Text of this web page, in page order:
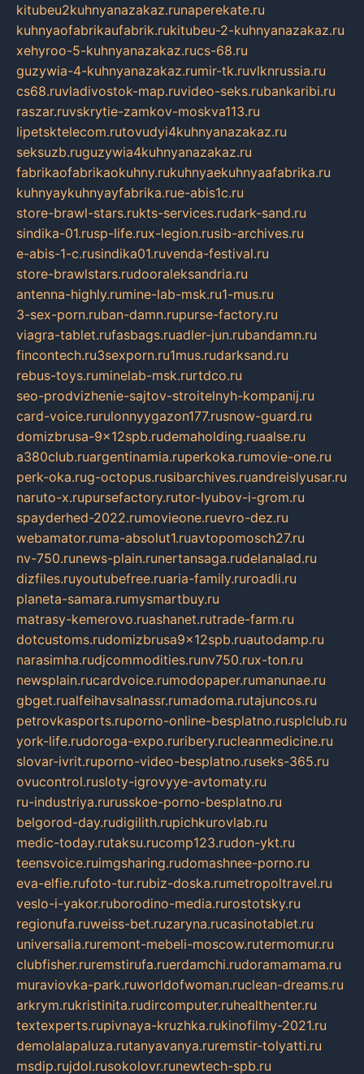
kitubeu2kuhnyanazakaz.runaperekate.ru
kuhnyaofabrikaufabrik.rukitubeu-2-kuhnyanazakaz.ru
xehyroo-5-kuhnyanazakaz.rucs-68.ru
guzywia-4-kuhnyanazakaz.rumir-tk.ruvlknrussia.ru
cs68.ruvladivostok-map.ruvideo-seks.rubankaribi.ru
raszar.ruvskrytie-zamkov-moskva113.ru
lipetsktelecom.rutovudyi4kuhnyanazakaz.ru
seksuzb.ruguzywia4kuhnyanazakaz.ru
fabrikaofabrikaokuhny.rukuhnyaekuhnyaafabrika.ru
kuhnyaykuhnyayfabrika.rue-abis1c.ru
store-brawl-stars.rukts-services.rudark-sand.ru
sindika-01.rusp-life.rux-legion.rusib-archives.ru
e-abis-1-c.rusindika01.ruvenda-festival.ru
store-brawlstars.rudooraleksandria.ru
antenna-highly.rumine-lab-msk.ru1-mus.ru
3-sex-porn.ruban-damn.rupurse-factory.ru
viagra-tablet.rufasbags.ruadler-jun.rubandamn.ru
fincontech.ru3sexporn.ru1mus.rudarksand.ru
rebus-toys.ruminelab-msk.rurtdco.ru
seo-prodvizhenie-sajtov-stroitelnyh-kompanij.ru
card-voice.rurulonnyygazon177.rusnow-guard.ru
domizbrusa-9x12spb.rudemaholding.ruaalse.ru
a380club.ruargentinamia.ruperkoka.rumovie-one.ru
perk-oka.rug-octopus.rusibarchives.ruandreislyusar.ru
naruto-x.rupursefactory.rutor-lyubov-i-grom.ru
spayderhed-2022.rumovieone.ruevro-dez.ru
webamator.ruma-absolut1.ruavtopomosch27.ru
nv-750.runews-plain.runertansaga.rudelanalad.ru
dizfiles.ruyoutubefree.ruaria-family.ruroadli.ru
planeta-samara.rumysmartbuy.ru
matrasy-kemerovo.ruashanet.rutrade-farm.ru
dotcustoms.rudomizbrusa9x12spb.ruautodamp.ru
narasimha.rudjcommodities.runv750.rux-ton.ru
newsplain.rucardvoice.rumodopaper.rumanunae.ru
gbget.rualfeihavsalnassr.rumadoma.rutajuncos.ru
petrovkasports.ruporno-online-besplatno.rusplclub.ru
york-life.rudoroga-expo.ruribery.rucleanmedicine.ru
slovar-ivrit.ruporno-video-besplatno.ruseks-365.ru
ovucontrol.rusloty-igrovyye-avtomaty.ru
ru-industriya.rurusskoe-porno-besplatno.ru
belgorod-day.rudigilith.rupichkurovlab.ru
medic-today.rutaksu.rucomp123.rudon-ykt.ru
teensvoice.ruimgsharing.rudomashnee-porno.ru
eva-elfie.rufoto-tur.rubiz-doska.rumetropoltravel.ru
veslo-i-yakor.ruborodino-media.rurostotsky.ru
regionufa.ruweiss-bet.ruzaryna.rucasinotablet.ru
universalia.ruremont-mebeli-moscow.rutermomur.ru
clubfisher.ruremstirufa.ruerdamchi.rudoramamama.ru
muraviovka-park.ruworldofwoman.ruclean-dreams.ru
arkrym.rukristinita.rudircomputer.ruhealthenter.ru
textexperts.rupivnaya-kruzhka.rukinofilmy-2021.ru
demolalapaluza.rutanyavanya.ruremstir-tolyatti.ru
msdip.rujdol.rusokolovr.runewtech-spb.ru